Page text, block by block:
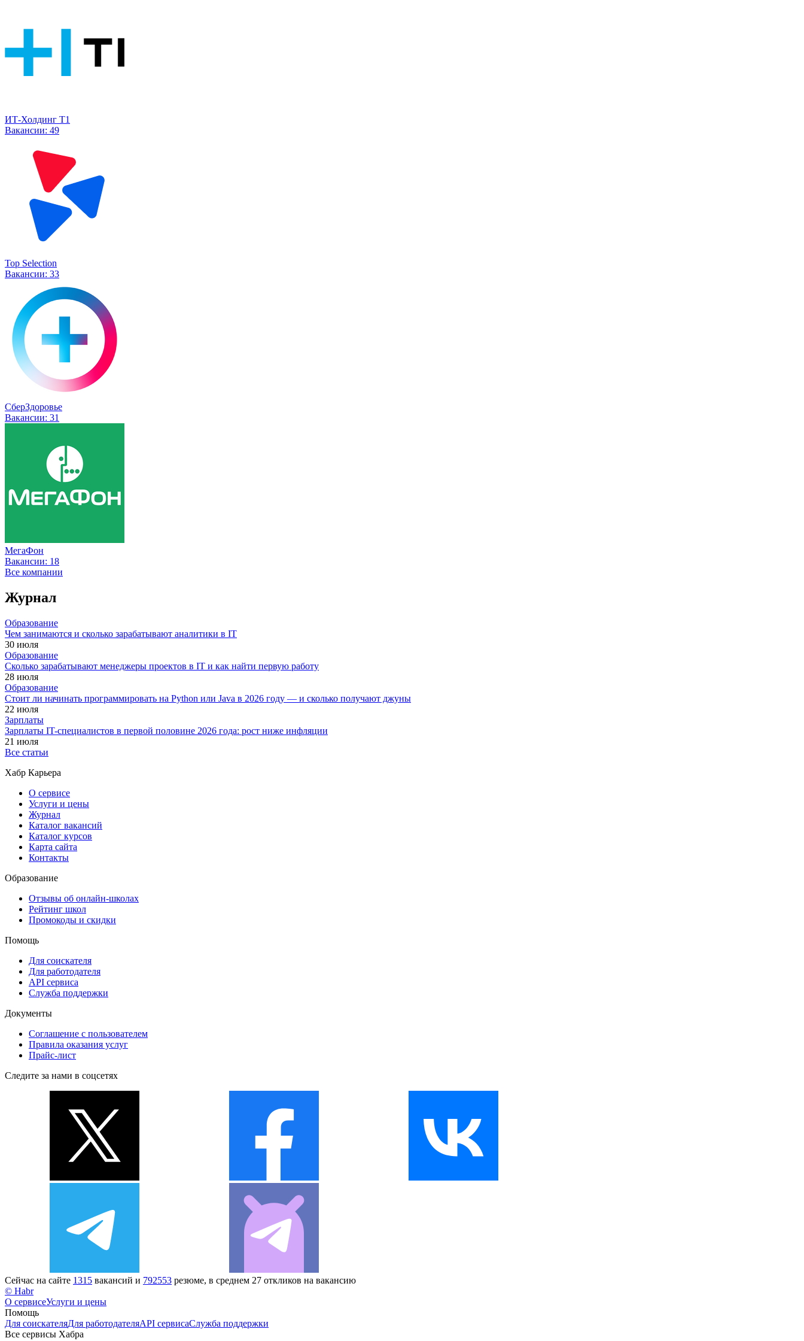
ИТ-Холдинг Т1
Вакансии: 49
Top Selection
Вакансии: 33
СберЗдоровье
Вакансии: 31
МегаФон
Вакансии: 18
Все компании
Журнал
Образование
Чем занимаются и сколько зарабатывают аналитики в IT
30 июля
Образование
Сколько зарабатывают менеджеры проектов в IT и как найти первую работу
28 июля
Образование
Стоит ли начинать программировать на Python или Java в 2026 году — и сколько получают джуны
22 июля
Зарплаты
Зарплаты IT-специалистов в первой половине 2026 года: рост ниже инфляции
21 июля
Все статьи
Хабр Карьера
О сервисе
Услуги и цены
Журнал
Каталог вакансий
Каталог курсов
Карта сайта
Контакты
Образование
Отзывы об онлайн-школах
Рейтинг школ
Промокоды и скидки
Помощь
Для соискателя
Для работодателя
API сервиса
Служба поддержки
Документы
Соглашение с пользователем
Правила оказания услуг
Прайс-лист
Следите за нами в соцсетях
Сейчас на сайте 1315 вакансий и 792553 резюме, в среднем 27 откликов на вакансию
© Habr
О сервисеУслуги и цены
Помощь
Для соискателяДля работодателяAPI сервисаСлужба поддержки
Все сервисы Хабра